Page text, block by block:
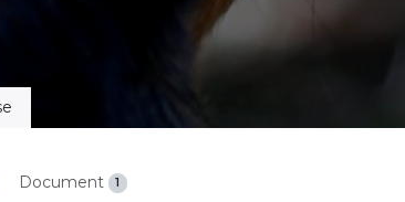
Document 1